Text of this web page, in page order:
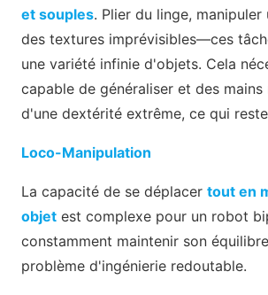
et souples. Plier du linge, manipuler
des textures imprévisibles—ces
une variété infinie d'objets. Cela
capable de généraliser et des
d'une dextérité extrême, ce qui
Loco-Manipulation
La capacité de se déplacer tout en
objet est complexe pour un robot
constamment maintenir son
problème d'ingénierie redoutable.